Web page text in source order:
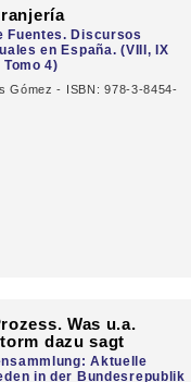
Fuentes. Discursos
en España. (VIII, IX
4)
Gómez - ISBN: 978-3-8454-
Was u.a.
dazu sagt
Aktuelle
in der Bundesrepublik